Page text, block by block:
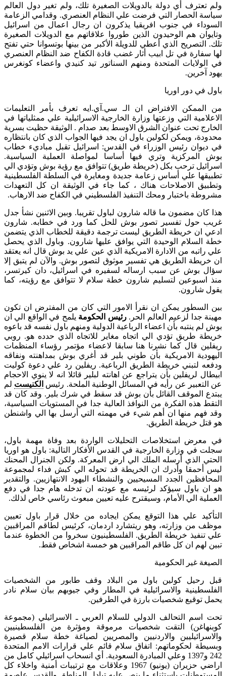
ولم تعترف أي دولة بالدويلات الصغيرة تلك، ولم تغير دول العالم
سياسة الحصار التي فرضت علي النظام العنصري. وقدامي الزعامة
السوداء في جنوب افريقيا يذكرون ان رجال اعمال من اسرائيل
وتايوان هم الوحيدون الذين طوروا علاقاتهم مع الدويلات الصغيرة
تلك. التصريح الذي أعطي للدويلة الأكبر من بينها بوتسوانا حتي تفتح
لها سفارة في تل ابيب أثار غضب قادة الكفاح ضد النظام العنصري
في الولايات المتحدة ومنهم السناتور تيد كنيدي واعضاء كونغرس
يهود آخرين.
باول في دور اوريا
من الممكن الافتراض ان الـ سي.آي.ايه تعرف بأمر التعليمات
الاعلامية التي وزعتها وزارة الخارجية الاسرائيلية علي ممثلياتها في
الخارج تحت عنوان الشرق الاوسط بعد صدام . الوثيقة حظيت بسرية
محدودة، ويمكن لكولين باول ان يجد فيها الجواب الذي كان بانتظاره
في ديوان رئيس الوزراء في القدس: اسرائيل تقبل مباديء خطاب
بوش المركزية وتري فيها أساسا لمواصلة العملية السياسية.
اسرائيل ترحب بكل (خريطة طريق) تتوافق مع رؤية بوش وتؤدي الي
تطبيقها علي أساس زعامة جديدة ومغايرة في السلطة الفلسطينية
وتطبيق الاصلاحات هناك ، كما جاء في الوثيقة ان كل التعهدات
مشروطة باختبار ومحك التنفيذ الفلسطيني في الكفاح ضد الارهاب.
هذا كان مضمون ما قاله شارون لباول تقريبا. وبين الاثنين نشأ جدل
غريب حول تفسير تصور بوش للحل كما ورد في خطابه. شارون
ادعي ان خريطة الطريق ليست ترجمة دقيقة للخطاب الذي يتضمن
خطة السلام الوحيدة التي يوافق عليها شارون. وباول الذي يحصل
علي راتبه من الادارة الامريكية الذي عين علي يد بوش قال انه يعتقد
ان خريطة الطريق هي تفسير موثوق لتصور بوش. والآن لم يتبق إلا
سؤال بوش عن سبب ارساله لسفيره في اسرائيل، دان كيرتسر،
منذ اسبوعين لتسليم شارون خطة سلام لا تتوافق مع رؤيته، كما
يقول شارون.
بين السطور يمكن ان نقرأ الامور التي كان من المفترض ان تكون
مهينة جدا لزعيم العالم الحر.رئيس الحكومة يلمح في الواقع الي ان
بوش لم ينتبه بأن اعضاء الرباعية الدولية ومنهم باول نفسه قد باعوه
خريطة طريق تؤدي الي اتجاه مغاير للاتجاه الذي حدده هو. روبي
ريفلين قال كما نشرنا هنا سابقا لاعضاء مؤتمر رؤساء المنظمات
اليهودية الامريكية بأن طوني بلير قد أغري بوش بمداهنته ونفاقه
ودفعه لتبني خريطة الطريق الرباعية. ريفلين رد علي دعوة كوليت
ابيطال لريفلين بأن يتراجع عن اهانته لبلير قائلا انه لا ينوي الاحجام
عن التعبير عن رأيه في المسائل الوطنية الملحة. رئيس الكنيست لم
يبتدع الموقف القائل بأن بوش قد سقط في شرك بلير. وقد كان قد
التقط هذه الفكرة من النوافذ العالية جدا في المستويات السياسية،
وقد فهم منها ان أهم شيء في مهمته التي أرسل بها الي واشنطن
هو قتل خريطة الطريق.
في معرض استخلاصات التحليلات الواردة بعد وفاة مهمة باول،
سجلت في وزارة الخارجية في القدس الأفكار التالية: باول هو اوريا
الحتي الذي أرسله الملك الي ارض المعركة. ولكن الجنرال المحنك
ليس أحمقا وأدرك ان الخريطة قد تحوله الي كبش فداء لمجموعة
المحافظين الجدد المسيحيين والنشطاء اليهود الانتهازيين. والتقدير
هو ان باول سيؤكد لرئيسه مع عودته ان تدخله هام جدا في دفع
العملية الي الأمام، وسيقترح عليه تعيين مبعوث رئاسي خاص لذلك.
التأكيد علي هذا التوقع يمكن ايجاده من خلال قرار باول تعيين
موظف من وزارته، وهو ريتشارد اردمان، كرئيس لطاقم المراقبين
علي تنفيذ خريطة الطريق. الفلسطينيون سخروا من الخطوة عندما
تبين لهم ان كل طاقم المراقبين هو خمسة اشخاص فقط.
الصيغة غير الحكومية
قبل رحيل كولين باول من البلاد وقف طابور من الشخصيات
الفلسطينية والاسرائيلية في المطار وفي جيوبهم بيان سلام نادر
يحمل توقيع شخصيات بارزة في الطرفين.
تحت اسم التحالف الدولي للسلام العربي ـ الاسرائيلي (مجموعة
كوبنهاغن) التقت شخصيات مرموقة ومؤثرة من الفلسطينيين
والاسرائيليين والاردنيين والمصريين لصياغة خطة سلام قصيرة
وبسيطة لحكوماتهم: اتفاق سلام قائم علي قرارات الامم المتحدة
242 و1397 وعلي المبادرة السعودية. أي انسحاب اسرائيلي كامل من
اراضي حزيران (يونيو) 1967 وعلاقات مع ترتيبات أمنية واخلاء كل